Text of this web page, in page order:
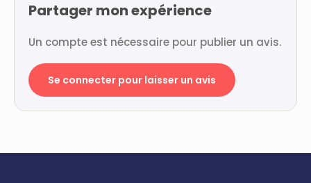
Partager mon expérience
Un compte est nécessaire pour publier un avis.
Se connecter pour laisser un avis